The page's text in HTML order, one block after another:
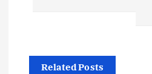
Related Posts